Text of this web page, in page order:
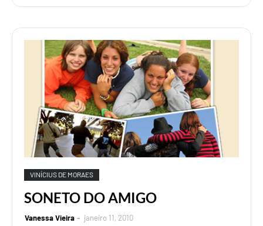
VINÍCIUS DE MORAES
SONETO DO AMIGO
Vanessa Vieira janeiro 11, 2010